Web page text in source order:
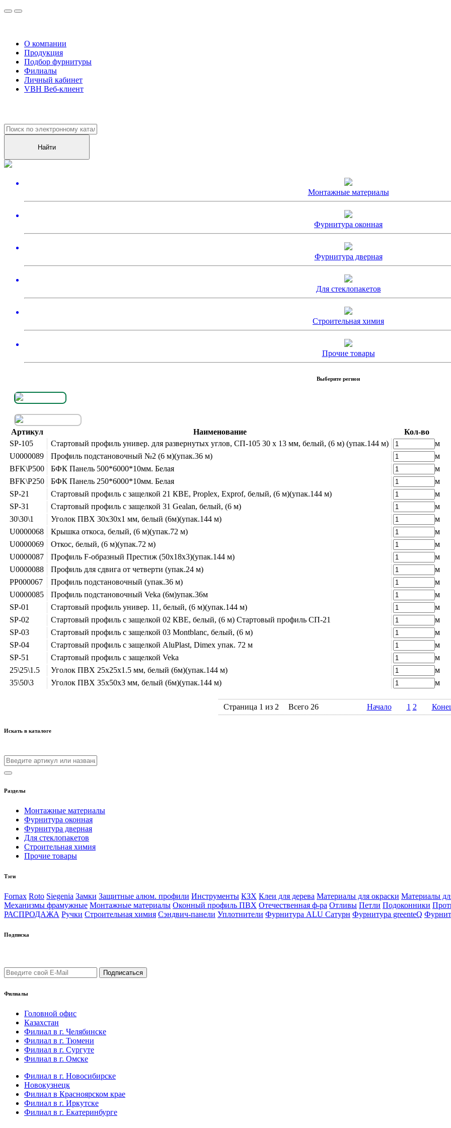
О компании
Продукция
Подбор фурнитуры
Филиалы
Личный кабинет
VBH Веб-клиент
Монтажные материалы
Фурнитура оконная
Фурнитура дверная
Для стеклопакетов
Строительная химия
Прочие товары
Выберите регион
Артикул Наименование
Кол-во
SP-105
Стартовый профиль универ. для развернутых углов, СП-105 30 х 13 мм, белый, (6 м) (упак.144 м)
м
U0000089
Профиль подстановочный №2 (6 м)(упак.36 м)
м
BFK\P500
БФК Панель 500*6000*10мм. Белая
м
BFK\P250
БФК Панель 250*6000*10мм. Белая
м
SP-21
Стартовый профиль с защелкой 21 КВЕ, Proplex, Exprof, белый, (6 м)(упак.144 м)
м
SP-31
Стартовый профиль с защелкой 31 Gealan, белый, (6 м)
м
30\30\1
Уголок ПВХ 30х30х1 мм, белый (6м)(упак.144 м)
м
U0000068
Крышка откоса, белый, (6 м)(упак.72 м)
м
U0000069
Откос, белый, (6 м)(упак.72 м)
м
U0000087
Профиль F-образный Престиж (50х18х3)(упак.144 м)
м
U0000088
Профиль для сдвига от четверти (упак.24 м)
м
PP000067
Профиль подстановочный (упак.36 м)
м
U0000085
Профиль подстановочный Veka (6м)упак.36м
м
SP-01
Стартовый профиль универ. 11, белый, (6 м)(упак.144 м)
м
SP-02
Стартовый профиль с защелкой 02 КВЕ, белый, (6 м) Стартовый профиль СП-21
м
SP-03
Стартовый профиль с защелкой 03 Montblanc, белый, (6 м)
м
SP-04
Стартовый профиль с защелкой AluPlast, Dimex упак. 72 м
м
SP-51
Стартовый профиль с защелкой Veka
м
25\25\1.5
Уголок ПВХ 25х25х1.5 мм, белый (6м)(упак.144 м)
м
35\50\3
Уголок ПВХ 35х50х3 мм, белый (6м)(упак.144 м) м
Страница 1 из 2 Всего 26 Начало 1 2
Искать в каталоге
Разделы
Монтажные материалы
Фурнитура оконная
Фурнитура дверная
Для стеклопакетов
Строительная химия
Прочие товары
Тэги
Fornax Roto Siegenia Замки Защитные алюм. профили Инструменты КЗХ Клеи для дерева Материалы для окраски Материалы
Механизмы фрамужные Монтажные материалы Оконный профиль ПВХ Отечественная ф-ра Отливы Петли Подоконники
РАСПРОДАЖА Ручки Строительная химия Сэндвич-панели Уплотнители Фурнитура ALU Сатурн Фурнитура greenteQ
Подписка
Филиалы
Головной офис
Казахстан
Филиал в г. Челябинске
Филиал в г. Тюмени
Филиал в г. Сургуте
Филиал в г. Омске
Филиал в г. Новосибирске
Новокузнецк
Филиал в Красноярском крае
Филиал в г. Иркутске
Филиал в г. Екатеринбурге